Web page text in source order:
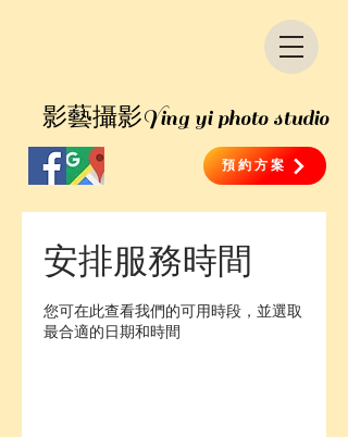
預約方案
​影藝攝影Ying yi photo studio
安排服務時間
您可在此查看我們的可用時段，並選取
最合適的日期和時間